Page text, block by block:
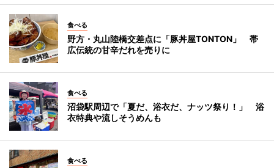
食べる
野方・丸山陸橋交差点に「豚丼屋TONTON」 帯
広伝統の甘辛だれを売りに
食べる
沼袋駅周辺で「夏だ、浴衣だ、ナッツ祭り！」 浴
衣特典や流しそうめんも
食べる